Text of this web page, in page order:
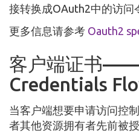
接转换成OAuth2中的访问
更多信息请参考 Oauth2
客户端证书
Credentials
当客户端想要申请访问控
者其他资源拥有者先前被